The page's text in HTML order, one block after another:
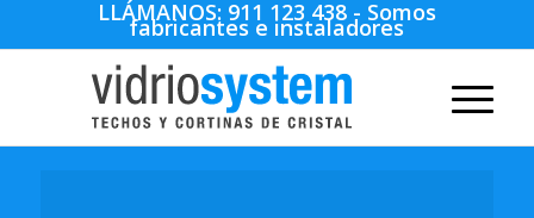
LLÁMANOS: 911 123 438 - Somos
fabricantes e instaladores